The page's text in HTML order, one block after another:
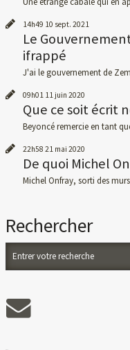
14h49 10 sept. 2021
Le
ifrappé
J'ai le gouvernement de
09h01 11 juin 2020
Que ce soit écrit
Beyoncé remercie en tant
22h58 21 mai 2020
De quoi Michel
Michel Onfray, sorti des
Rechercher